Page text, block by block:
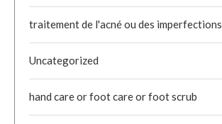
traitement de l'acné ou des imperfections
Uncategorized
hand care or foot care or foot scrub